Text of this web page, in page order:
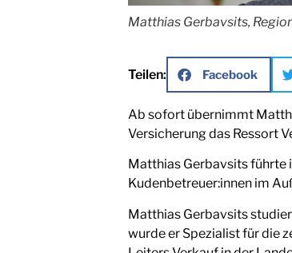
Matthias Gerbavsits,
Teilen: Facebook
Ab sofort übernimmt
Versicherung das Ressort
Matthias Gerbavsits führte
Kudenbetreuer:innen im
Matthias Gerbavsits
wurde er Spezialist für die